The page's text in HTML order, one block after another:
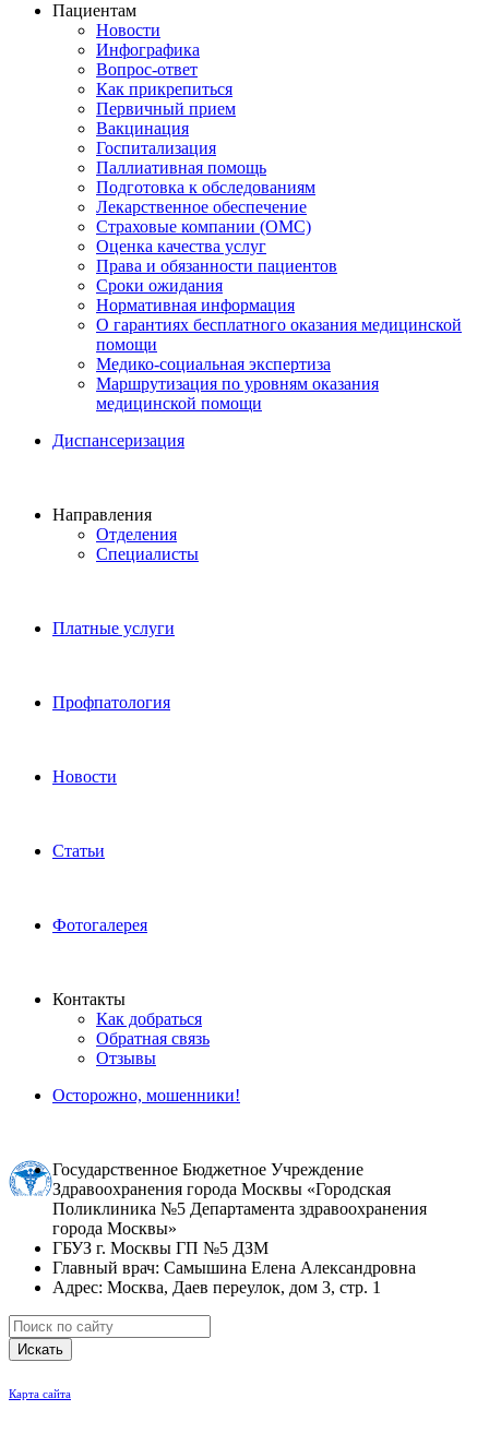
Пациентам
Новости
Инфографика
Вопрос-ответ
Как прикрепиться
Первичный прием
Вакцинация
Госпитализация
Паллиативная помощь
Подготовка к обследованиям
Лекарственное обеспечение
Страховые компании (ОМС)
Оценка качества услуг
Права и обязанности пациентов
Сроки ожидания
Нормативная информация
О гарантиях бесплатного оказания медицинской
помощи
Медико-социальная экспертиза
Маршрутизация по уровням оказания
медицинской помощи
Диспансеризация
Направления
Отделения
Специалисты
Платные услуги
Профпатология
Новости
Статьи
Фотогалерея
Контакты
Как добраться
Обратная связь
Отзывы
Осторожно, мошенники!
Государственное Бюджетное Учреждение
Здравоохранения города Москвы «Городская
Поликлиника №5 Департамента здравоохранения
города Москвы»
ГБУЗ г. Москвы ГП №5 ДЗМ
Главный врач: Самышина Елена Александровна
Адрес: Москва, Даев переулок, дом 3, стр. 1
Искать
Карта сайта